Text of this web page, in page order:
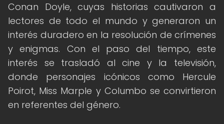
Conan Doyle, cuyas historias cautivaron a
lectores de todo el mundo y generaron un
interés duradero en la resolución de crímenes
y enigmas. Con el paso del tiempo, este
interés se trasladó al cine y la televisión,
donde personajes icónicos como Hercule
Poirot, Miss Marple y Columbo se convirtieron
en referentes del género.